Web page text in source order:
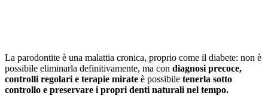
La parodontite è una malattia cronica, proprio come il diabete: non è
possibile eliminarla definitivamente, ma con diagnosi precoce,
controlli regolari e terapie mirate è possibile tenerla sotto
controllo e preservare i propri denti naturali nel tempo.